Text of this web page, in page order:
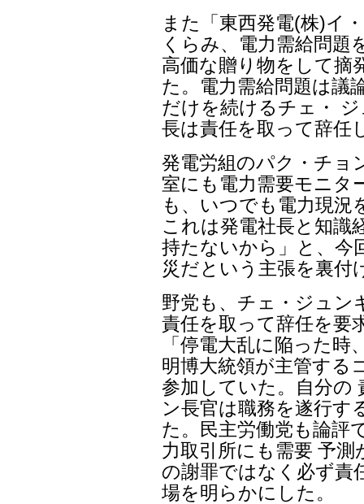
また「東西発電(株)イ
くらみ、電力需給問題
高価な贈り物をして摘
た。電力需給問題は議
だけを続けるチェ・
長は責任を取って辞任
発電労組のパク・チョ
室にも電力需要モニタ
も、いつでも電力現
これは発電社長と知識
持たないから」と、今
災だという主張を裏付
野党も、チェ・ジュン
責任を取って辞任を要
「停電大乱に陥った
明博大統領が主管する
参加していた。自分の
ン長官は職務を遂行す
た。民主労働党も論評
力取引所にも需要 予
の謝罪ではなく必ず責
場を明らかにした。